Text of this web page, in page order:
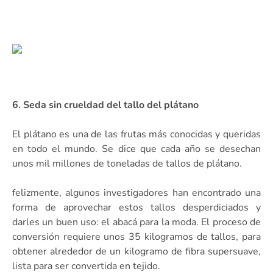
6. Seda sin crueldad del tallo del plátano
El plátano es una de las frutas más conocidas y queridas
en todo el mundo. Se dice que cada año se desechan
unos mil millones de toneladas de tallos de plátano.
felizmente, algunos investigadores han encontrado una
forma de aprovechar estos tallos desperdiciados y
darles un buen uso: el abacá para la moda. El proceso de
conversión requiere unos 35 kilogramos de tallos, para
obtener alrededor de un kilogramo de fibra supersuave,
lista para ser convertida en tejido.